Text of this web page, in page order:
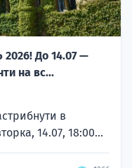
До 14.07 —
на вс...
в
14.07, 18:00...